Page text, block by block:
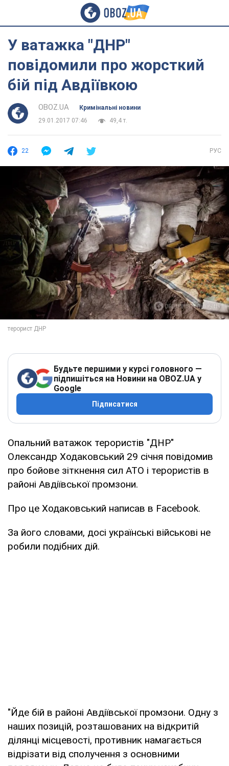
У ватажка "ДНР"
повідомили про жорсткий
бій під Авдіївкою
OBOZ.UA
Кримінальні новини
29.01.2017 07:46
49,4 т.
22 РУС
Будьте першими у курсі головного —
підпишіться на Новини на OBOZ.UA у
Google
Підписатися
Опальний ватажок терористів "ДНР"
Олександр Ходаковський 29 січня повідомив
про бойове зіткнення сил АТО і терористів в
районі Авдіївської промзони.
Про це Ходаковський написав в Facebook.
За його словами, досі українські військові не
робили подібних дій.
"Йде бій в районі Авдіївської промзони. Одну з
наших позицій, розташованих на відкритій
ділянці місцевості, противник намагається
відрізати від сполучення з основними